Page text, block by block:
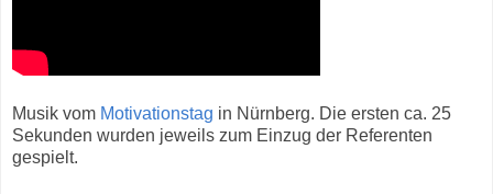
Musik vom Motivationstag in Nürnberg. Die ersten ca. 25
Sekunden wurden jeweils zum Einzug der Referenten
gespielt.